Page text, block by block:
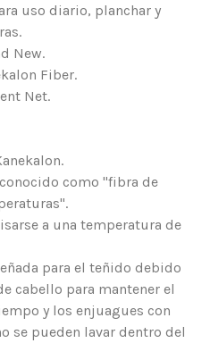
uso diario, planchar y
New.
Fiber.
Net.
como "fibra de
a una temperatura de
para el teñido debido
cabello para mantener el
y los enjuagues con
se pueden lavar dentro del